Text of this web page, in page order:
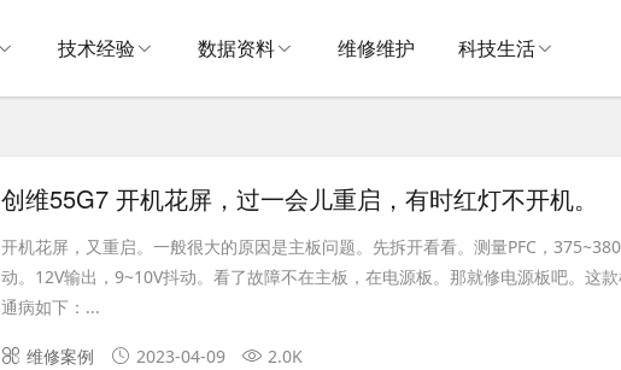
技术经验 数据资料 维修维护 科技生活
创维55G7 开机花屏，过一会儿重启，有时红灯不开机。
开机花屏，又重启。一般很大的原因是主板问题。先拆开看看。测量PFC，
动。12V输出，9~10V抖动。看了故障不在主板，在电源板。那就修电源板吧。这
通病如下：...
维修案例 2023-04-09
2.0K